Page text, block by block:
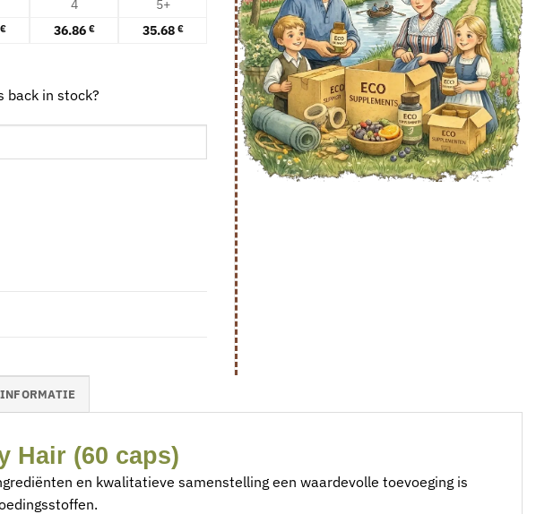
4
5+
€ 36.86 € 35.68 €
back in stock?
Hair (60 caps)
en kwalitatieve samenstelling een waardevolle toevoeging is